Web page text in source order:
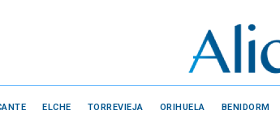
ELCHE TORREVIEJA ORIHUELA BENIDORM